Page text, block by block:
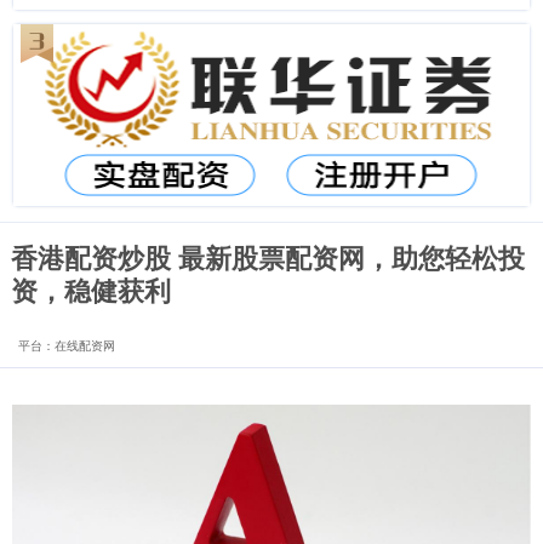
香港配资炒股 最新股票配资网，助您轻松投
资，稳健获利
平台：在线配资网